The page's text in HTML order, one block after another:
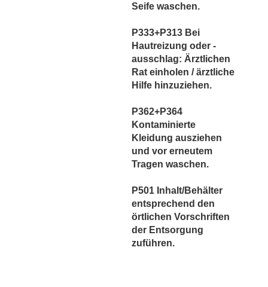
Seife waschen.
P333+P313 Bei
Hautreizung oder -
ausschlag: Ärztlichen
Rat einholen / ärztliche
Hilfe hinzuziehen.
P362+P364
Kontaminierte
Kleidung ausziehen
und vor erneutem
Tragen waschen.
P501 Inhalt/Behälter
entsprechend den
örtlichen Vorschriften
der Entsorgung
zuführen.